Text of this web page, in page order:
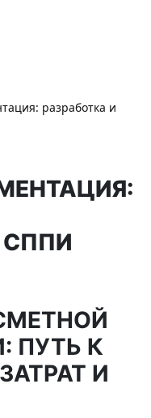
разработка и
СППИ
ПУТЬ К
И